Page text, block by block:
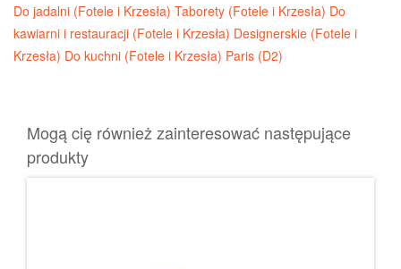
Do jadalni (Fotele i Krzesła) Taborety (Fotele i Krzesła) Do
kawiarni i restauracji (Fotele i Krzesła) Designerskie (Fotele i
Krzesła) Do kuchni (Fotele i Krzesła) Paris (D2)
Mogą cię również zainteresować następujące
produkty